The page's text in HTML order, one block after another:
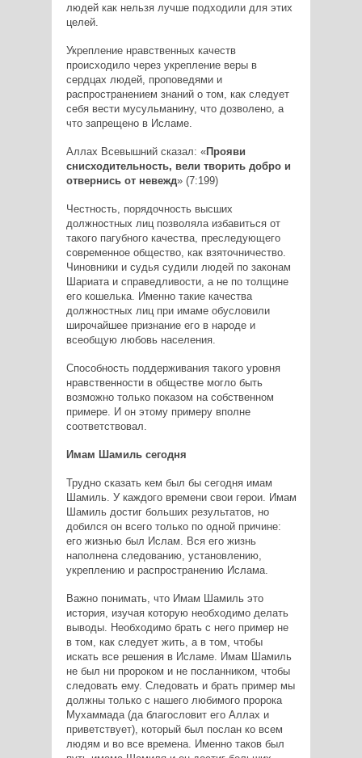
людей как нельзя лучше подходили для этих
целей.
Укрепление нравственных качеств
происходило через укрепление веры в
сердцах людей, проповедями и
распространением знаний о том, как следует
себя вести мусульманину, что дозволено, а
что запрещено в Исламе.
Аллах Всевышний сказал: «Прояви
снисходительность, вели творить добро и
отвернись от невежд» (7:199)
Честность, порядочность высших
должностных лиц позволяла избавиться от
такого пагубного качества, преследующего
современное общество, как взяточничество.
Чиновники и судья судили людей по законам
Шариата и справедливости, а не по толщине
его кошелька. Именно такие качества
должностных лиц при имаме обусловили
широчайшее признание его в народе и
всеобщую любовь населения.
Способность поддерживания такого уровня
нравственности в обществе могло быть
возможно только показом на собственном
примере. И он этому примеру вполне
соответствовал.
Имам Шамиль сегодня
Трудно сказать кем был бы сегодня имам
Шамиль. У каждого времени свои герои. Имам
Шамиль достиг больших результатов, но
добился он всего только по одной причине:
его жизнью был Ислам. Вся его жизнь
наполнена следованию, установлению,
укреплению и распространению Ислама.
Важно понимать, что Имам Шамиль это
история, изучая которую необходимо делать
выводы. Необходимо брать с него пример не
в том, как следует жить, а в том, чтобы
искать все решения в Исламе. Имам Шамиль
не был ни пророком и не посланником, чтобы
следовать ему. Следовать и брать пример мы
должны только с нашего любимого пророка
Мухаммада (да благословит его Аллах и
приветствует), который был послан ко всем
людям и во все времена. Именно таков был